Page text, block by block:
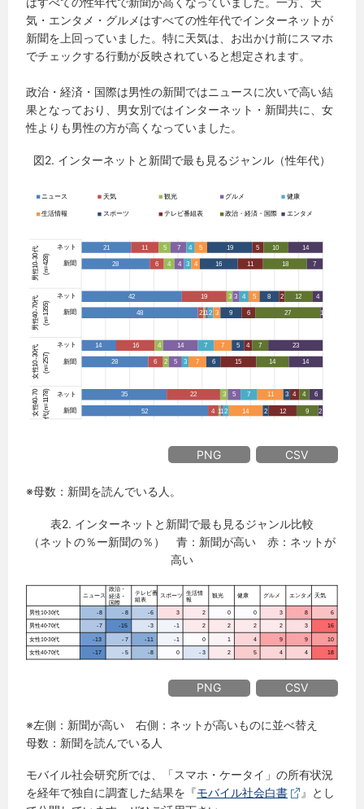
気・エンタメ・グルメはすべての性年代でインターネットが
新聞を上回っていました。特に天気は、お出かけ前にスマホ
でチェックする行動が反映されていると想定されます。
政治・経済・国際は男性の新聞ではニュースに次いで高い結
果となっており、男女別ではインターネット・新聞共に、女
性よりも男性の方が高くなっていました。
図2. インターネットと新聞で最も見るジャンル（性年代）
PNG CSV
※母数：新聞を読んでいる人。
表2. インターネットと新聞で最も見るジャンル比較
（ネットの％ー新聞の％） 青：新聞が高い 赤：ネットが
高い
PNG CSV
※左側 ： 新聞が高い 右側 ： ネットが高いものに並べ替え
母数：新聞を読んでいる人
モバイル社会研究所では、「スマホ・ケータイ」の所有状況
を経年で独自に調査した結果を『モバイル社会白書
』とし